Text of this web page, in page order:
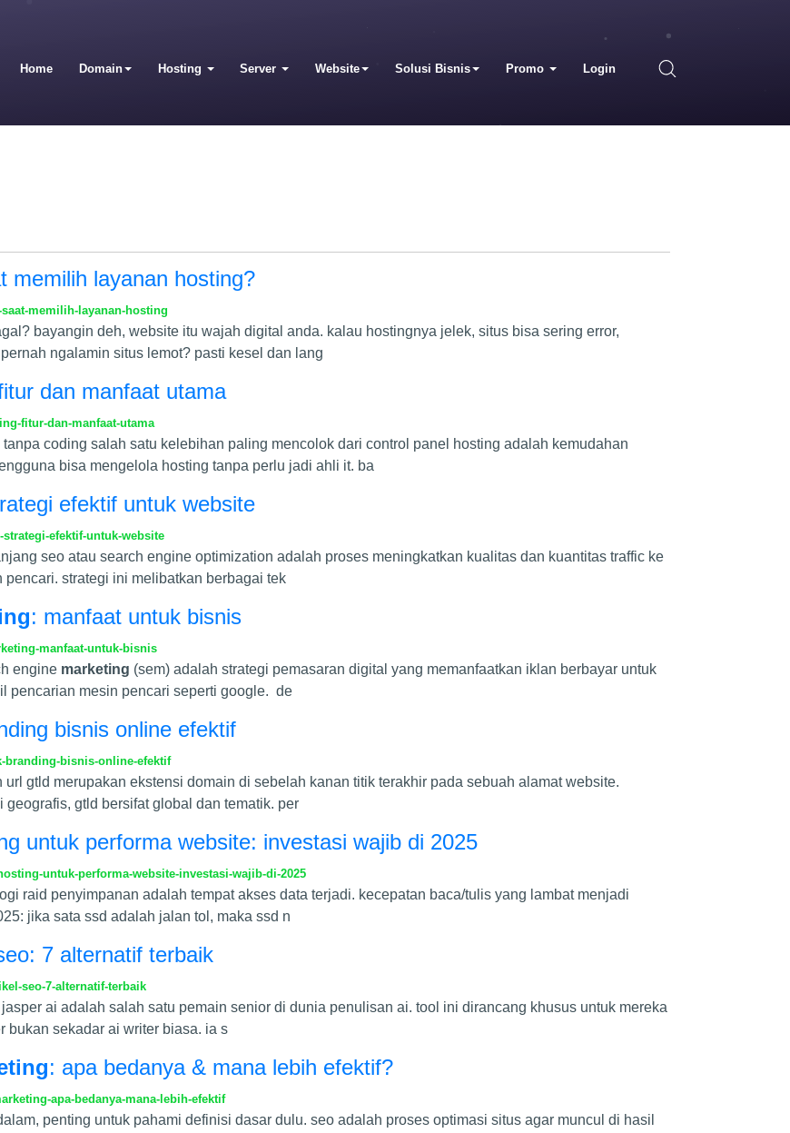
Home Domain Hosting Server Website Solusi Bisnis Promo Login
memilih layanan hosting?
memilih-layanan-hosting
bayangin deh, website itu wajah digital anda. kalau hostingnya jelek, situs bisa sering error,
ngalamin situs lemot? pasti kesel dan lang
dan manfaat utama
fitur-dan-manfaat-utama
coding salah satu kelebihan paling mencolok dari control panel hosting adalah kemudahan
bisa mengelola hosting tanpa perlu jadi ahli it. ba
efektif untuk website
efektif-untuk-website
seo atau search engine optimization adalah proses meningkatkan kualitas dan kuantitas traffic ke
strategi ini melibatkan berbagai tek
: manfaat untuk bisnis
manfaat-untuk-bisnis
engine marketing (sem) adalah strategi pemasaran digital yang memanfaatkan iklan berbayar untuk
pencarian mesin pencari seperti google. de
bisnis online efektif
branding-bisnis-online-efektif
gtld merupakan ekstensi domain di sebelah kanan titik terakhir pada sebuah alamat website.
gtld bersifat global dan tematik. per
untuk performa website: investasi wajib di 2025
untuk-performa-website-investasi-wajib-di-2025
raid penyimpanan adalah tempat akses data terjadi. kecepatan baca/tulis yang lambat menjadi
jika sata ssd adalah jalan tol, maka ssd n
7 alternatif terbaik
seo-7-alternatif-terbaik
ai adalah salah satu pemain senior di dunia penulisan ai. tool ini dirancang khusus untuk mereka
bukan sekadar ai writer biasa. ia s
: apa bedanya & mana lebih efektif?
apa-bedanya-mana-lebih-efektif
penting untuk pahami definisi dasar dulu. seo adalah proses optimasi situs agar muncul di hasil